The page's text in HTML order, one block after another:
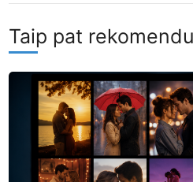
Taip pat